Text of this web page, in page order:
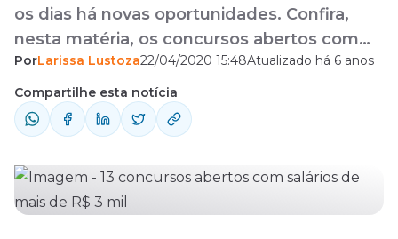
os dias há novas oportunidades. Confira,
nesta matéria, os concursos abertos com
salários acima de R$ 3 mil.
PorLarissa Lustoza22/04/2020 15:48Atualizado há 6 anos
Compartilhe esta notícia